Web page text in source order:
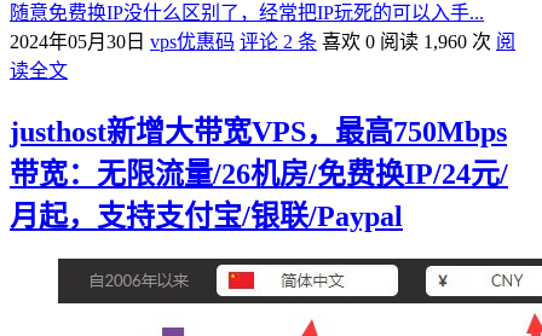
随意免费换IP没什么区别了，经常把IP玩死的可以入手...
2024年05月30日 vps优惠码 评论 2 条 喜欢 0 阅读 1,960 次 阅
读全文
justhost新增大带宽VPS，最高750Mbps
带宽：无限流量/26机房/免费换IP/24元/
月起，支持支付宝/银联/Paypal